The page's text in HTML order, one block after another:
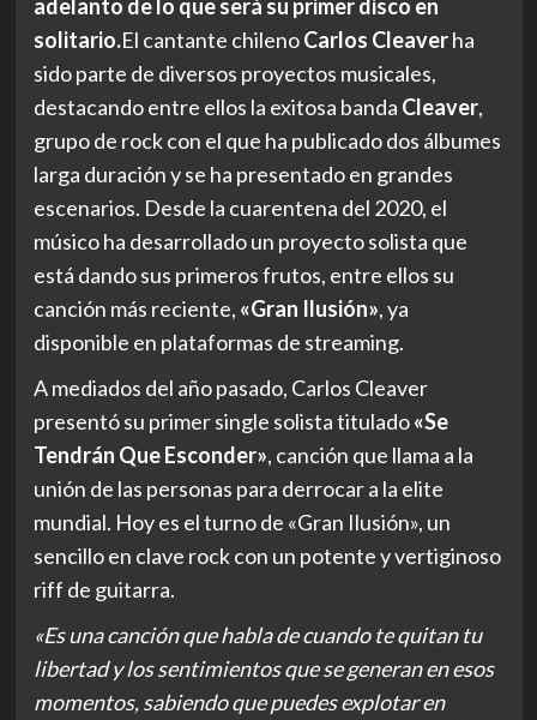
adelanto de lo que será su primer disco en
solitario.El cantante chilenoCarlos Cleaverha
sido parte de diversos proyectos musicales,
destacando entre ellos la exitosa banda Cleaver,
grupo de rock con el que ha publicado dos álbumes
larga duración y se ha presentado en grandes
escenarios. Desde la cuarentena del 2020, el
músico ha desarrollado un proyecto solista que
está dando sus primeros frutos, entre ellos su
canción más reciente, «Gran Ilusión», ya
disponible en plataformas de streaming.
A mediados del año pasado, Carlos Cleaver
presentó su primer single solista titulado«Se
Tendrán Que Esconder», canción que llama a la
unión de las personas para derrocar a la elite
mundial. Hoy es el turno de «Gran Ilusión», un
sencillo en clave rock con un potente y vertiginoso
riff de guitarra.
«Es una canción que habla de cuando te quitan tu
libertad y los sentimientos que se generan en esos
momentos, sabiendo que puedes explotar en